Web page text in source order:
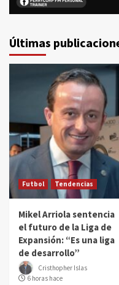
Últimas
Futbol Tendencias
Mikel Arriola sentencia
el futuro de la Liga de
Expansión: “Es una liga
de desarrollo”
Cristhopher Islas
6 horas hace